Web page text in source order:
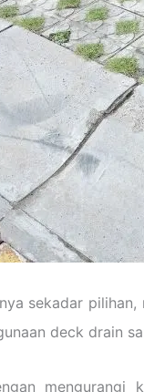
sekadar
deck drain
mengurangi